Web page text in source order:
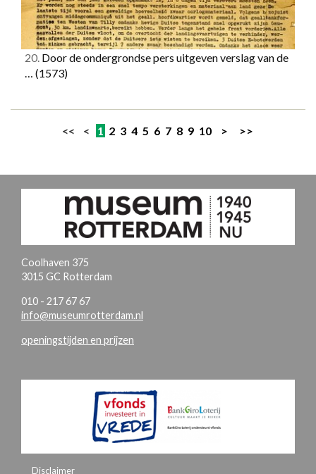
20. Door de ondergrondse pers uitgeven verslag van de
… (1573)
<< < 1 2 3 4 5 6 7 8 9 10 > >>
Coolhaven 375
3015 GC Rotterdam
010 - 217 67 67
info@museumrotterdam.nl
openingstijden en prijzen
Disclaimer